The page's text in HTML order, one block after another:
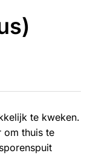
te kweken.
om thuis te